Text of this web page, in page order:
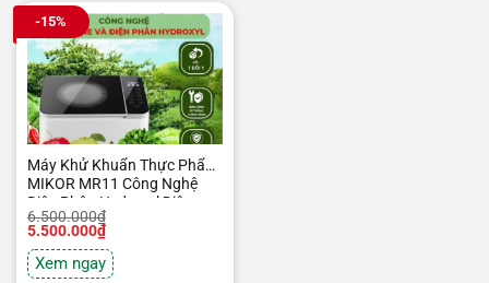
-15%
Máy Khử Khuẩn Thực Phẩm
MIKOR MR11 Công Nghệ
Điện Phân Hydroxyl Diệt
Khuẩn Hiệu Quả
6.500.000₫
Giá
gốc
6.500.000₫.
5.500.000₫
Giá
hiện
là:
5.500.000₫.
Xem ngay